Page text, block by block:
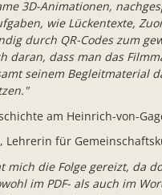
3D-Animationen,
wie Lückentexte,
durch QR-Codes zum
daran, dass man das
seinem Begleitmaterial
am Heinrich-von-
Lehrerin für
mich die Folge gereizt, da
im PDF- als auch im